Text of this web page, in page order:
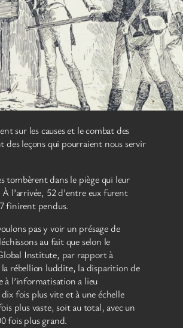
sur les causes et le combat des
des leçons qui pourraient nous servir
tombèrent dans le piège qui leur
l’arrivée, 52 d’entre eux furent
finirent pendus.
pas y voir un présage de
au fait que selon le
Institute, par rapport à
la rébellion luddite, la disparition de
à l’informatisation a lieu
fois plus vite et à une échelle
plus vaste, soit au total, avec un
fois plus grand.